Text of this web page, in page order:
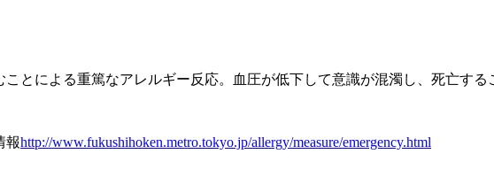
とによる重篤なアレルギー反応。血圧が低下して意識が混濁し、死亡する
報http://www.fukushihoken.metro.tokyo.jp/allergy/measure/emergency.html